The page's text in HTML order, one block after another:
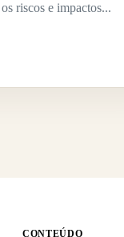
riscos e impactos...
CONTEÚDO